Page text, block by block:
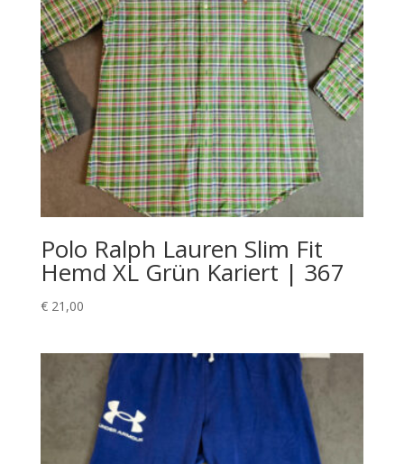
Polo Ralph Lauren Slim Fit
Hemd XL Grün Kariert | 367
€21,00